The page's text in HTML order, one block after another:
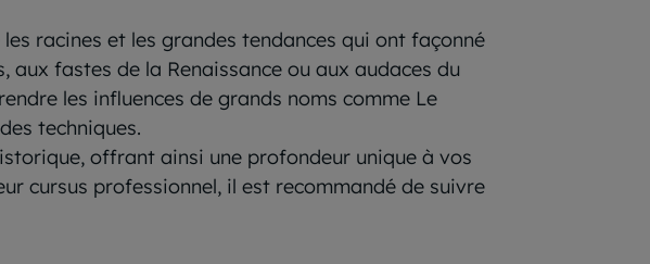
racines et les grandes tendances qui ont façonné
fastes de la Renaissance ou aux audaces du
les influences de grands noms comme Le
techniques.
offrant ainsi une profondeur unique à vos
cursus professionnel, il est recommandé de suivre